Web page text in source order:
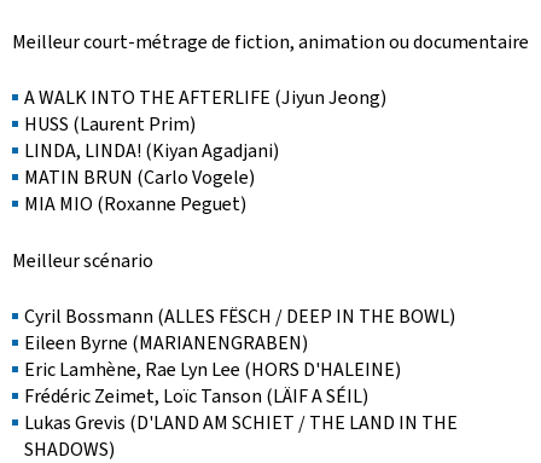
Meilleur court-métrage de fiction, animation ou documentaire
A WALK INTO THE AFTERLIFE (Jiyun Jeong)
HUSS (Laurent Prim)
LINDA, LINDA! (Kiyan Agadjani)
MATIN BRUN (Carlo Vogele)
MIA MIO (Roxanne Peguet)
Meilleur scénario
Cyril Bossmann (ALLES FËSCH / DEEP IN THE BOWL)
Eileen Byrne (MARIANENGRABEN)
Eric Lamhène, Rae Lyn Lee (HORS D'HALEINE)
Frédéric Zeimet, Loïc Tanson (LÄIF A SÉIL)
Lukas Grevis (D'LAND AM SCHIET / THE LAND IN THE
SHADOWS)